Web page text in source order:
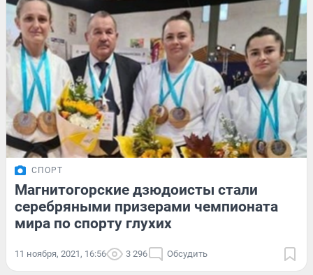
СПОРТ
Магнитогорские дзюдоисты стали
серебряными призерами чемпионата
мира по спорту глухих
11 ноября, 2021, 16:56 3 296 Обсудить